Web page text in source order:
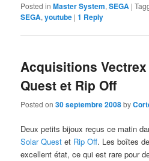
Posted in Master System,SEGA |
SEGA,youtube |1 Reply
Acquisitions
Quest et Rip Off
Posted on30 septembre 2008by
Deux petits bijoux reçus ce matin
Solar Quest et Rip Off. Les boîtes
excellent état, ce qui est rare pour